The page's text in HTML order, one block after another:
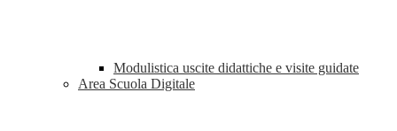
Modulistica uscite didattiche e visite guidate
Area Scuola Digitale